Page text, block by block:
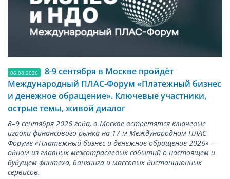
06.08.2026
8-9 сентября в Москве пройдёт
Международный ПЛАС-Форум «Платежный бизнес
и денежное обращение». Ключевые участники,
острые темы, живой диалог
8–9 сентября 2026 года, в Москве встретятся ключевые
игроки финансового рынка на 17-м Международном ПЛАС-
Форуме «Платежный бизнес и денежное обращение 2026» —
одном из главных межотраслевых событий о настоящем и
будущем финтеха, банкинга и массовых дистанционных
сервисов.